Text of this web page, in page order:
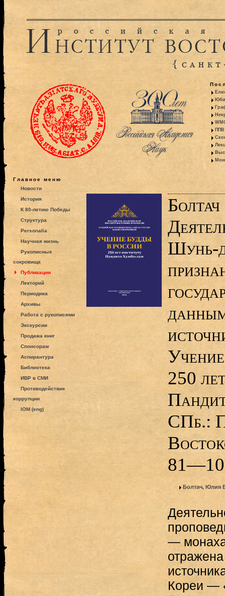
ППВ
Главное меню
Новости
История
К 80-летию Победы
Структура
Personalia
Научная жизнь
Рукописные
сокровища
Публикации
Лекторий
Периодика
Архивы
Работа с рукописями
Экскурсии
Продажа книг
Спонсорам
Аспирантура
Библиотека
ИВР в СМИ
Противодействие
коррупции
IOM (eng)
Шунь-
250
СПб.:
Болтач, Юлия
—
Кореи —